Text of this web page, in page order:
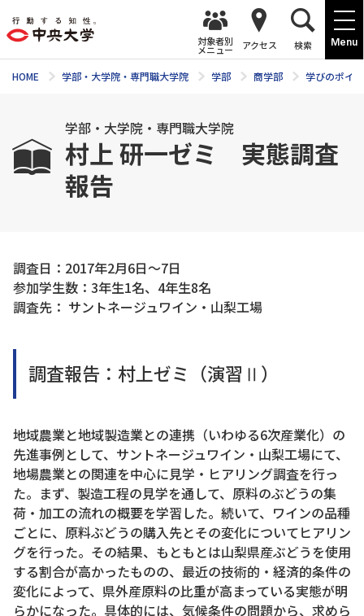
Menu
対象者別
メニュー アクセス 検索
HOME 学部・大学院・専門職大学院 学部 商学部 学びのポイ
学部・大学院・専門職大学院
村上 研一ゼミ 実態調査
報告
調査日：2017年2月6日～7日
参加学生数：3年生1名、4年生8名
調査先： サントネージュワイン・山梨工場
調査報告：村上ゼミ（演習Ⅱ）
地域農業と地域製造業との連携（いわゆる6次産業化）の
先進事例として、サントネージュワイン・山梨工場にて、
地場農業との関連を中心に見学・ヒアリング調査を行っ
た。まず、製造工程の見学を通して、原料のぶどうの集
荷・加工の流れの概要を学習した。続いて、ワインの品種
ごとに、原料ぶどうの購入先とその変化についてヒアリン
グを行った。その結果、もともとは山梨県産ぶどうを使用
する割合が高かったものの、最近の技術的・経済的条件の
変化によって、県外産原料の比重が高まっている実態が明
らかになった。具体的には、気候条件の問題から、求めら